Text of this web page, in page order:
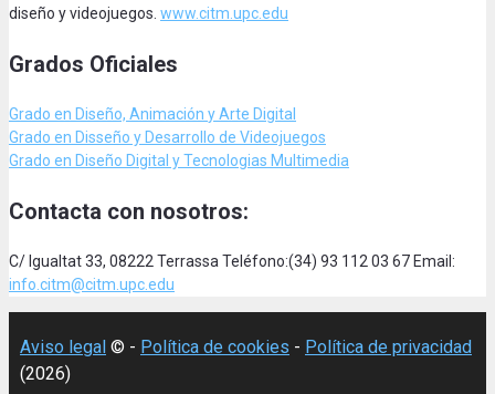
diseño y videojuegos. www.citm.upc.edu
Grados Oficiales
Grado en Diseño, Animación y Arte Digital
Grado en Disseño y Desarrollo de Videojuegos
Grado en Diseño Digital y Tecnologias Multimedia
Contacta con nosotros:
C/ Igualtat 33, 08222 Terrassa Teléfono:(34) 93 112 03 67 Email:
info.citm@citm.upc.edu
Aviso legal © - Política de cookies - Política de privacidad
(2026)